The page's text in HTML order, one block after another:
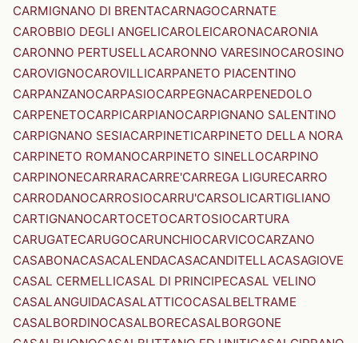
CARMIGNANO DI BRENTACARNAGOCARNATE
CAROBBIO DEGLI ANGELICAROLEICARONACARONIA
CARONNO PERTUSELLACARONNO VARESINOCAROSINO
CAROVIGNOCAROVILLICARPANETO PIACENTINO
CARPANZANOCARPASIOCARPEGNACARPENEDOLO
CARPENETOCARPICARPIANOCARPIGNANO SALENTINO
CARPIGNANO SESIACARPINETICARPINETO DELLA NORA
CARPINETO ROMANOCARPINETO SINELLOCARPINO
CARPINONECARRARACARRE'CARREGA LIGURECARRO
CARRODANOCARROSIOCARRU'CARSOLICARTIGLIANO
CARTIGNANOCARTOCETOCARTOSIOCARTURA
CARUGATECARUGOCARUNCHIOCARVICOCARZANO
CASABONACASACALENDACASACANDITELLACASAGIOVE
CASAL CERMELLICASAL DI PRINCIPECASAL VELINO
CASALANGUIDACASALATTICOCASALBELTRAME
CASALBORDINOCASALBORECASALBORGONE